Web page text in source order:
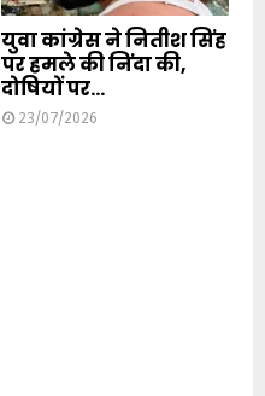
युवा कांग्रेस ने नितीश सिंह
पर हमले की निंदा की,
दोषियों पर...
23/07/2026